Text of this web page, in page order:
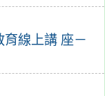
育線上講 座－